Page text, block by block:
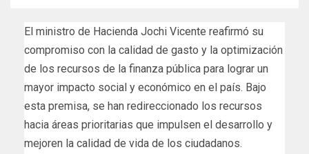
El ministro de Hacienda Jochi Vicente reafirmó su
compromiso con la calidad de gasto y la optimización
de los recursos de la finanza pública para lograr un
mayor impacto social y económico en el país. Bajo
esta premisa, se han redireccionado los recursos
hacia áreas prioritarias que impulsen el desarrollo y
mejoren la calidad de vida de los ciudadanos.